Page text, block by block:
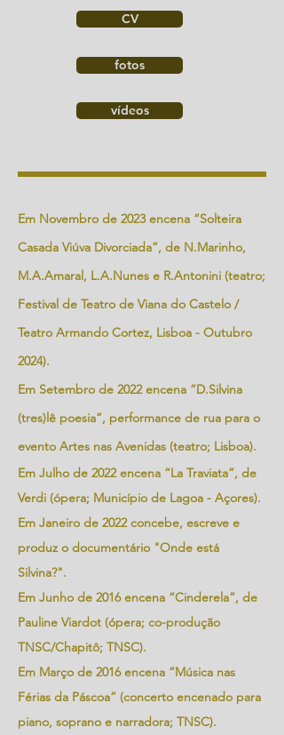
CV
fotos
vídeos
Em Novembro de 2023 encena “Solteira
Casada Viúva Divorciada”, de N.Marinho,
M.A.Amaral, L.A.Nunes e R.Antonini (teatro;
Festival de Teatro de Viana do Castelo /
Teatro Armando Cortez, Lisboa - Outubro
2024).
Em Setembro de 2022 encena “D.Silvina
(tres)lê poesia”, performance de rua para o
evento Artes nas Avenidas (teatro; Lisboa).
Em Julho de 2022 encena “La Traviata”, de
Verdi (ópera; Município de Lagoa - Açores).
Em Janeiro de 2022 concebe, escreve e
produz o documentário "Onde está
Silvina?".
Em Junho de 2016 encena “Cinderela”, de
Pauline Viardot (ópera; co-produção
TNSC/Chapitô; TNSC).
Em Março de 2016 encena “Música nas
Férias da Páscoa” (concerto encenado para
piano, soprano e narradora; TNSC).